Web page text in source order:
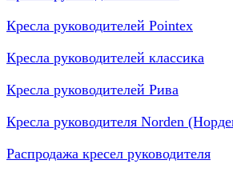
Кресла руководителей Pointex
Кресла руководителей классика
Кресла руководителей Рива
Кресла руководителя Norden
Распродажа кресел руководителя